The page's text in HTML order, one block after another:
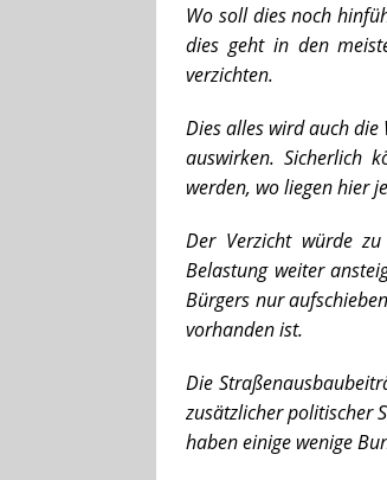
Wo soll dies noch
dies geht in den
verzichten.
Dies alles wird auch
auswirken. Sicherlich
werden, wo liegen hier
Der Verzicht würde
Belastung weiter
Bürgers nur
vorhanden ist.
Die
zusätzlicher politischer
haben einige wenige